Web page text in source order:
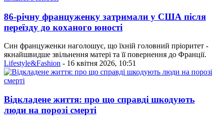
86-річну француженку затримали у США після
переїзду до коханого юності
Син француженки наголошує, що їхній головний пріоритет -
якнайшвидше звільнення матері та її повернення до Франції.
Lifestyle&Fashion - 16 квітня 2026, 10:51
Відкладене життя: про що справді шкодують
люди на порозі смерті